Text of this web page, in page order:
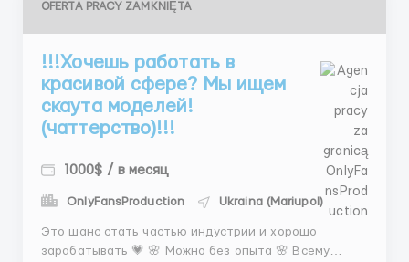
OFERTA PRACY ZAMKNIĘTA
!!!Хочешь работать в
красивой сфере? Мы ищем
скаута моделей!
(чаттерство)!!!
1000$ / в месяц
OnlyFansProduction Ukraina (Mariupol)
Это шанс стать частью индустрии и хорошо
зарабатывать 💗 🌸 Можно без опыта 🌸 Всему